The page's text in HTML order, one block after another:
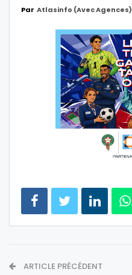
Par Atlasinfo (avec Agences)
ARTICLE PRÉCÉDENT